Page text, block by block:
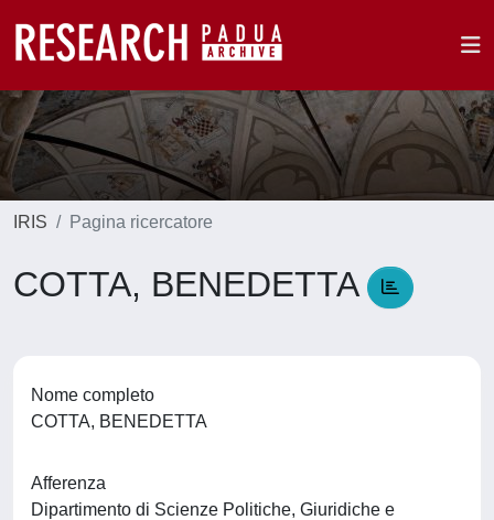
IRIS Pagina ricercatore
COTTA, BENEDETTA
Nome completo
COTTA, BENEDETTA
Afferenza
Dipartimento di Scienze Politiche, Giuridiche e